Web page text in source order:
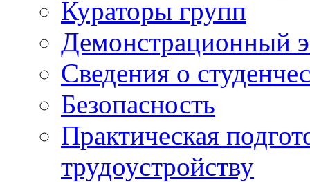
Кураторы групп
Демонстрационный
Сведения о
Безопасность
Практическая
трудоустройству